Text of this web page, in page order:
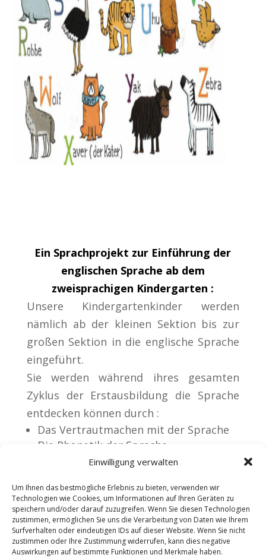
Einwilligung verwalten
Um Ihnen das bestmögliche Erlebnis zu bieten, verwenden wir
Technologien wie Cookies, um Informationen auf Ihren Geräten zu
speichern und/oder darauf zuzugreifen. Wenn Sie diesen Technologien
zustimmen, ermöglichen Sie uns die Verarbeitung von Daten wie Ihrem
Surfverhalten oder eindeutigen IDs auf dieser Website. Wenn Sie nicht
zustimmen oder Ihre Zustimmung widerrufen, kann dies negative
Auswirkungen auf bestimmte Funktionen und Merkmale haben.
Ein Sprachprojekt zur Einführung der
englischen Sprache ab dem
zweisprachigen Kindergarten :
Unsere Kindergartenkinder werden
nämlich ab der kleinen Sektion bis zur
großen Sektion in die englische Sprache
eingeführt.
Sie werden während ihres gesamten
Zyklus der Erstausbildung die Sprache
entdecken können durch :
Das Vertrautmachen mit der Sprache
Die Phonetik der Sprache
Das Erlernen der ersten Lerninhalte
einfacher Fragen, Verstehen von
Anweisungen, Singen von Liedern)
Rituale und Spiele in der Fremdsprache
Eine kurze Geschichte verstehen
Sprechen durch Singen,ausgehend von